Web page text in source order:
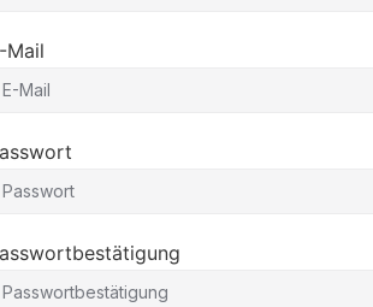
Mail